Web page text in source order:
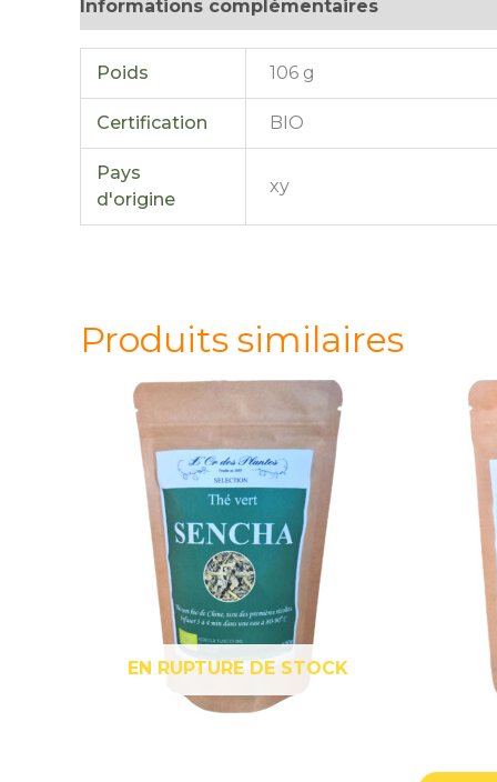
Informations complémentaires
Poids 106 g
Certification BIO
Pays
d'origine
xy
Produits similaires
EN RUPTURE DE STOCK